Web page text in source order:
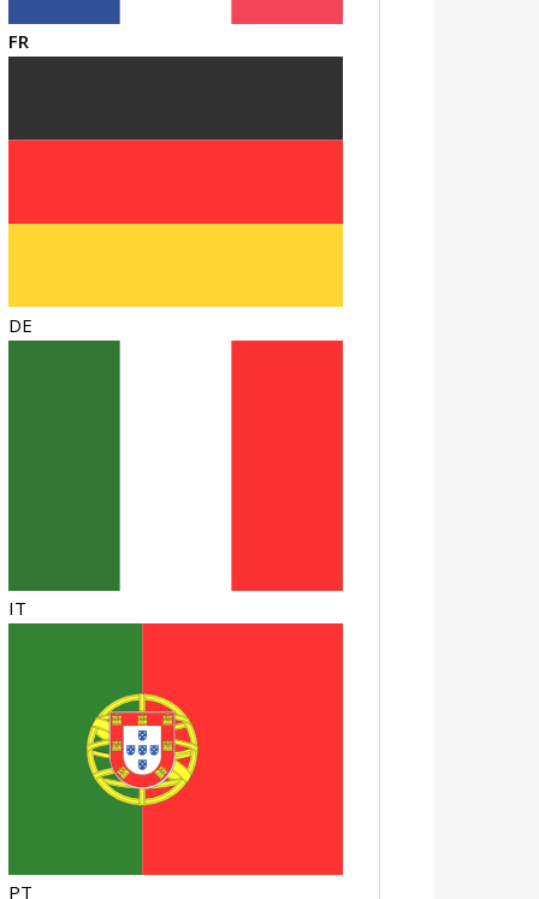
FR
DE
IT
PT